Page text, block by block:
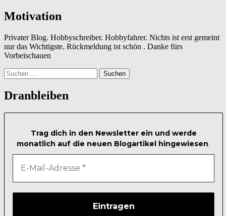
Motivation
Privater Blog. Hobbyschreiber. Hobbyfahrer. Nichts ist erst gemeint
nur das Wichtigste. Rückmeldung ist schön . Danke fürs
Vorbeischauen
Suchen
nach:
Dranbleiben
Trag dich in den Newsletter ein und werde
monatlich auf die neuen Blogartikel hingewiesen.